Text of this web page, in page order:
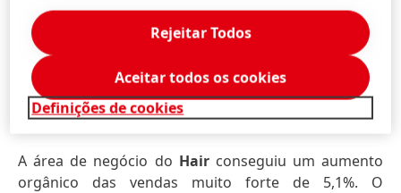
enquanto a categoria de Fabric Care registou um
crescimento significativo. O segmento de Home Care,
por outro lado, alcançou um crescimento orgânico
de vendas positivo, impulsionado principalmente
pelo crescimento de dois dígitos nas vendas da
categoria de Hand Dishwashing.
A área de negócio do Hairconseguiu um aumento
orgânico das vendas muito forte de 5,1%. O
Definições de cookies
Rejeitar Todos
Aceitar todos os cookies